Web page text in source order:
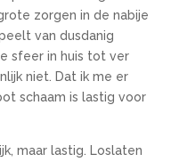
zorgen in de nabije
van dusdanig
sfeer in huis tot ver
niet. Dat ik me er
schaam is lastig voor
maar lastig. Loslaten